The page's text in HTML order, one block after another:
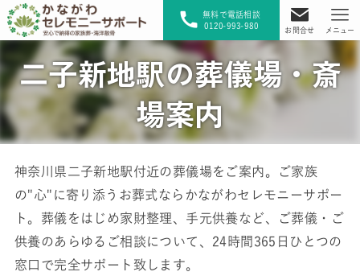
無料で電話相談
0120-993-980
お問合せ メニュー
二子新地駅の葬儀場・斎
場案内
神奈川県二子新地駅付近の葬儀場をご案内。ご家族
の"心"に寄り添うお葬式ならかながわセレモニーサポー
ト。葬儀をはじめ家財整理、手元供養など、ご葬儀・ご
供養のあらゆるご相談について、24時間365日ひとつの
窓口で完全サポート致します。